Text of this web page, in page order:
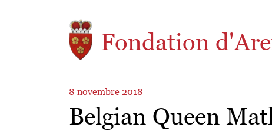
Fondation
8 novembre 2018
Belgian Queen